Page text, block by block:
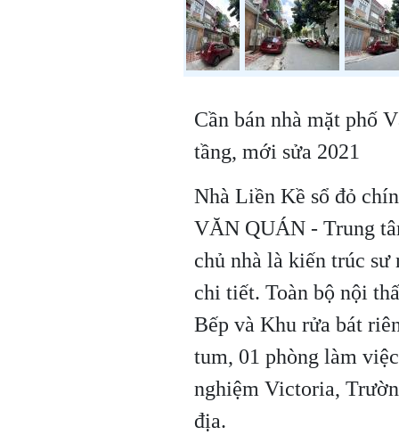
Cần bán nhà mặt phố
tầng, mới sửa 2021
Nhà Liền Kề sổ đỏ
VĂN QUÁN - Trung
chủ nhà là kiến trúc
chi tiết. Toàn bộ nội
Bếp và Khu rửa bát
tum, 01 phòng làm
nghiệm Victoria,
địa.